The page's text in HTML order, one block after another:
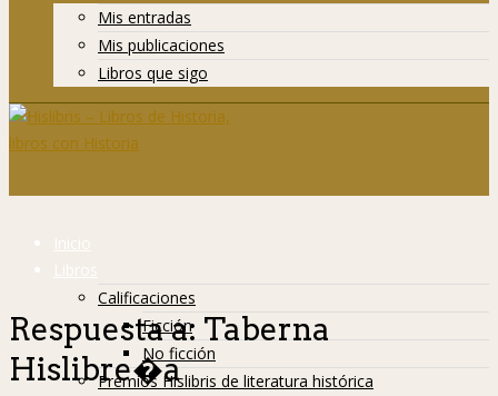
Mis entradas
Mis publicaciones
Libros que sigo
Inicio
Libros
Calificaciones
Ficción
No ficción
Premios Hislibris de literatura histórica
Respuesta a: Taberna
Hislibre�a